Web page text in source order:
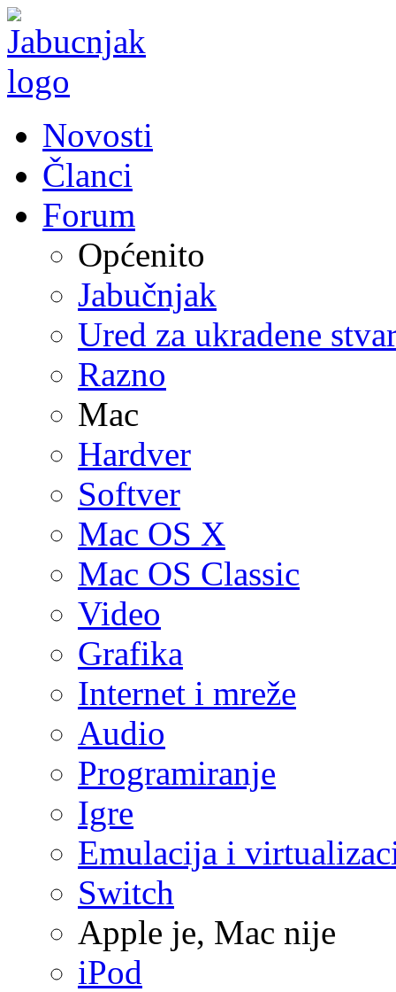
Novosti
Članci
Forum
Općenito
Jabučnjak
Ured za ukradene
Razno
Mac
Hardver
Softver
Mac OS X
Mac OS Classic
Video
Grafika
Internet i mreže
Audio
Programiranje
Igre
Emulacija i
Switch
Apple je, Mac nije
iPod